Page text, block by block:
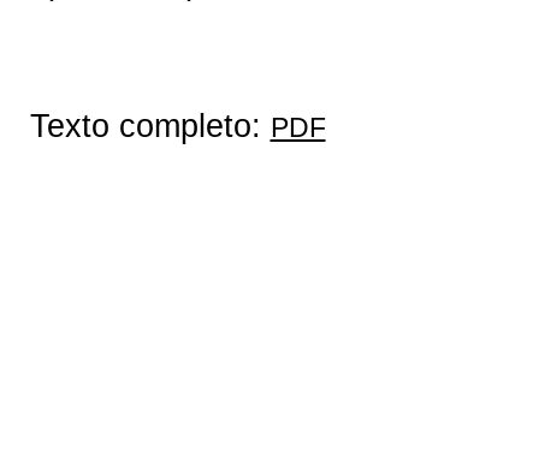
Texto completo: PDF